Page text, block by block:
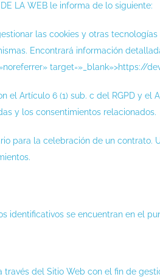
LA WEB le informa de lo siguiente:
las cookies y otras
Encontrará información
target=»_blank»>https://
Artículo 6 (1) sub. c del RGPD y el
y los consentimientos relacionados.
para la celebración de un contrato.
identificativos se encuentran en el
través del Sitio Web con el fin de